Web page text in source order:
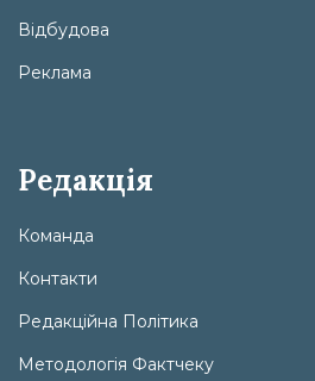
Відбудова
Реклама
Редакція
Команда
Контакти
Редакційна Політика
Методологія Фактчеку